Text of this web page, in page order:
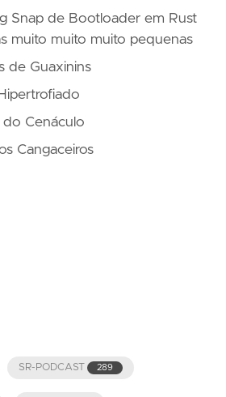
Snap de Bootloader em Rust
muito muito muito pequenas
de Guaxinins
do Cenáculo
Cangaceiros
SR-PODCAST 289